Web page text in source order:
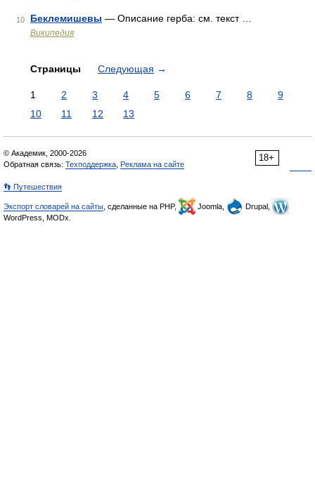
10 Беклемишевы — Описание герба: см. текст …
Википедия
Страницы Следующая →
1 2 3 4 5 6 7 8
9
10
11 12 13
18+
© Академик, 2000-2026
Обратная связь: Техподдержка Реклама на сайте
👣 Путешествия
Экспорт словарей на сайты , сделанные на PHP, Joomla,
Drupal,
WordPress, MODx.